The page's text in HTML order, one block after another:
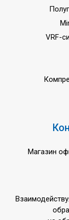
VRF-
Магазин